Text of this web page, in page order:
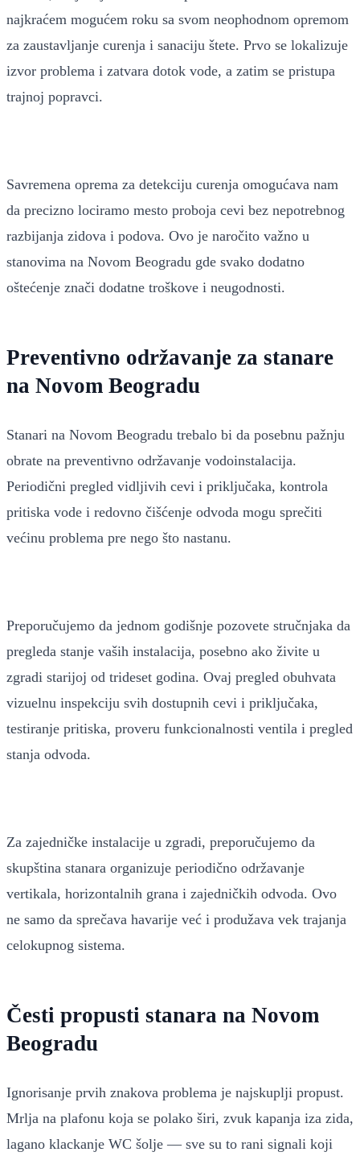
najkraćem mogućem roku sa svom neophodnom opremom
za zaustavljanje curenja i sanaciju štete. Prvo se lokalizuje
izvor problema i zatvara dotok vode, a zatim se pristupa
trajnoj popravci.
Savremena oprema za detekciju curenja omogućava nam
da precizno lociramo mesto proboja cevi bez nepotrebnog
razbijanja zidova i podova. Ovo je naročito važno u
stanovima na Novom Beogradu gde svako dodatno
oštećenje znači dodatne troškove i neugodnosti.
Preventivno održavanje za stanare
na Novom Beogradu
Stanari na Novom Beogradu trebalo bi da posebnu pažnju
obrate na preventivno održavanje vodoinstalacija.
Periodični pregled vidljivih cevi i priključaka, kontrola
pritiska vode i redovno čišćenje odvoda mogu sprečiti
većinu problema pre nego što nastanu.
Preporučujemo da jednom godišnje pozovete stručnjaka da
pregleda stanje vaših instalacija, posebno ako živite u
zgradi starijoj od trideset godina. Ovaj pregled obuhvata
vizuelnu inspekciju svih dostupnih cevi i priključaka,
testiranje pritiska, proveru funkcionalnosti ventila i pregled
stanja odvoda.
Za zajedničke instalacije u zgradi, preporučujemo da
skupština stanara organizuje periodično održavanje
vertikala, horizontalnih grana i zajedničkih odvoda. Ovo
ne samo da sprečava havarije već i produžava vek trajanja
celokupnog sistema.
Česti propusti stanara na Novom
Beogradu
Ignorisanje prvih znakova problema je najskuplji propust.
Mrlja na plafonu koja se polako širi, zvuk kapanja iza zida,
lagano klackanje WC šolje — sve su to rani signali koji